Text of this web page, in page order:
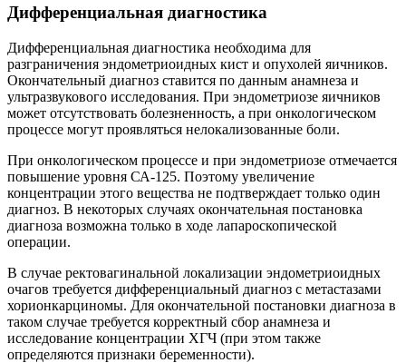
Дифференциальная диагностика
Дифференциальная диагностика необходима для
разграничения эндометриоидных кист и опухолей яичников.
Окончательный диагноз ставится по данным анамнеза и
ультразвукового исследования. При эндометриозе яичников
может отсутствовать болезненность, а при онкологическом
процессе могут проявляться нелокализованные боли.
При онкологическом процессе и при эндометриозе отмечается
повышение уровня СА-125. Поэтому увеличение
концентрации этого вещества не подтверждает только один
диагноз. В некоторых случаях окончательная постановка
диагноза возможна только в ходе лапароскопической
операции.
В случае ректовагинальной локализации эндометриоидных
очагов требуется дифференциальный диагноз с метастазами
хорионкарциномы. Для окончательной постановки диагноза в
таком случае требуется корректный сбор анамнеза и
исследование концентрации ХГЧ (при этом также
определяются признаки беременности).